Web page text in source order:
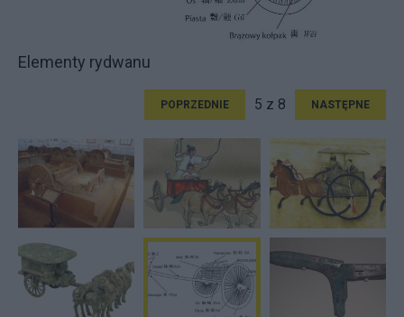
Elementy rydwanu
POPRZEDNIE 5 z 8 NASTĘPNE